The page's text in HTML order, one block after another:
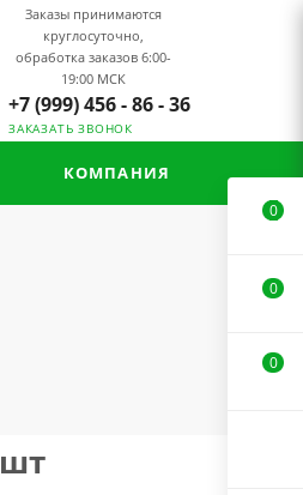
Заказы принимаются
круглосуточно,
обработка заказов 6:00-
19:00 МСК
+7 (999) 456 - 86 - 36
ЗАКАЗАТЬ ЗВОНОК
КОМПАНИЯ
0
0
0